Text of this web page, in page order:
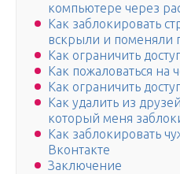
компьютере через
Как заблокировать
вскрыли и поменяли
Как ограничить
Как пожаловаться на
Как ограничить
Как удалить из
который меня
Как заблокировать
Вконтакте
Заключение